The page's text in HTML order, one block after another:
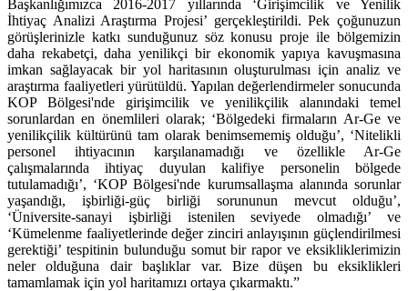
Başkanlığımızca 2016-2017 yıllarında ‘Girişimcilik ve Yenilik
İhtiyaç Analizi Araştırma Projesi’ gerçekleştirildi. Pek çoğunuzun
görüşlerinizle katkı sunduğunuz söz konusu proje ile bölgemizin
daha rekabetçi, daha yenilikçi bir ekonomik yapıya kavuşmasına
imkan sağlayacak bir yol haritasının oluşturulması için analiz ve
araştırma faaliyetleri yürütüldü. Yapılan değerlendirmeler sonucunda
KOP Bölgesi'nde girişimcilik ve yenilikçilik alanındaki temel
sorunlardan en önemlileri olarak; ‘Bölgedeki firmaların Ar-Ge ve
yenilikçilik kültürünü tam olarak benimsememiş olduğu’, ‘Nitelikli
personel ihtiyacının karşılanamadığı ve özellikle Ar-Ge
çalışmalarında ihtiyaç duyulan kalifiye personelin bölgede
tutulamadığı’, ‘KOP Bölgesi'nde kurumsallaşma alanında sorunlar
yaşandığı, işbirliği-güç birliği sorununun mevcut olduğu’,
‘Üniversite-sanayi işbirliği istenilen seviyede olmadığı’ ve
‘Kümelenme faaliyetlerinde değer zinciri anlayışının güçlendirilmesi
gerektiği’ tespitinin bulunduğu somut bir rapor ve eksikliklerimizin
neler olduğuna dair başlıklar var. Bize düşen bu eksiklikleri
tamamlamak için yol haritamızı ortaya çıkarmaktı.”